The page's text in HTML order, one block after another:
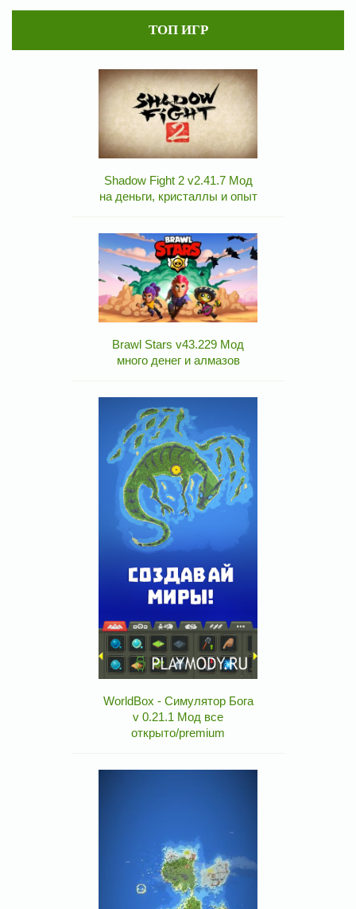
ТОП ИГР
Shadow Fight 2 v2.41.7 Мод
на деньги, кристаллы и опыт
Brawl Stars v43.229 Мод
много денег и алмазов
WorldBox - Симулятор Бога
v 0.21.1 Мод все
открыто/premium